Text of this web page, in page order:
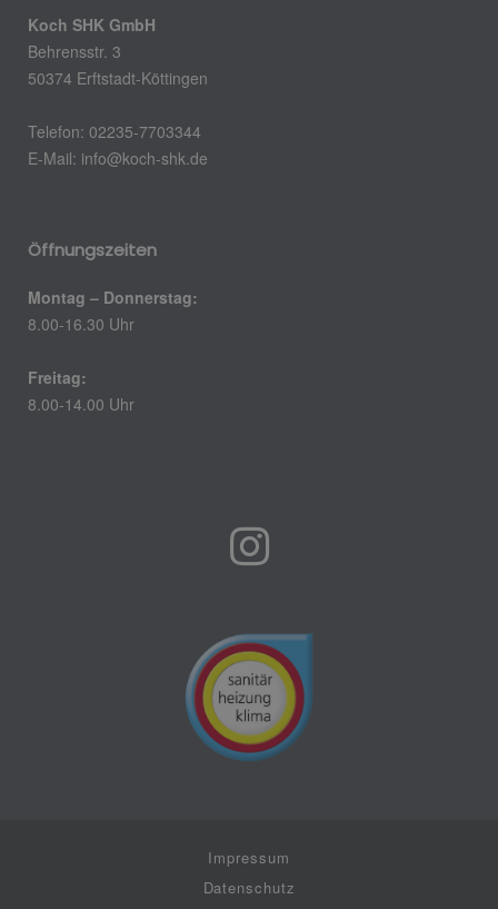
Koch SHK GmbH
Behrensstr. 3
50374 Erftstadt-Köttingen
Telefon: 02235-7703344
E-Mail: info@koch-shk.de
Öffnungszeiten
Montag – Donnerstag:
8.00-16.30 Uhr
Freitag:
8.00-14.00 Uhr
Impressum
Datenschutz